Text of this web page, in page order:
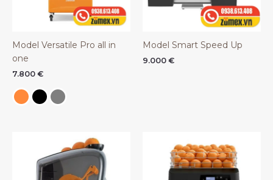
Model Versatile Pro all in
one
7.800 €
Model Smart Speed Up
9.000 €